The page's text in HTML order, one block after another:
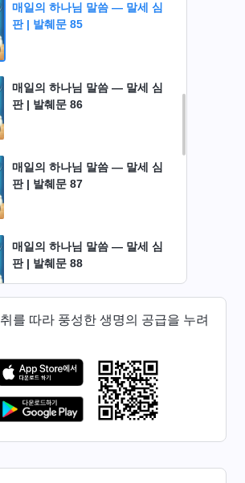
매일의 하나님 말씀 ― 말세 심
판 | 발췌문 85
매일의 하나님 말씀 ― 말세 심
판 | 발췌문 86
매일의 하나님 말씀 ― 말세 심
판 | 발췌문 87
매일의 하나님 말씀 ― 말세 심
판 | 발췌문 88
매일의 하나님 말씀 ― 말세 심
매일의 하나님 말씀 ― 말세 심
판 | 발췌문 90
를 따라 풍성한 생명의 공급을 누려